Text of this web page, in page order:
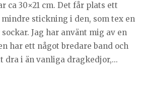
ca 30×21 cm. Det får plats ett
stickning i den, som tex en
Jag har använt mig av en
har ett något bredare band och
dra i än vanliga dragkedjor,...